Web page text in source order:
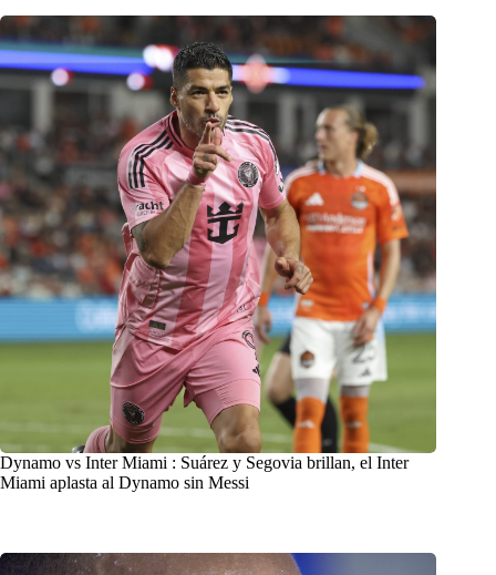
Dynamo vs Inter Miami : Suárez y Segovia brillan, el Inter
Miami aplasta al Dynamo sin Messi